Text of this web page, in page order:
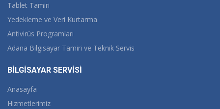
Tablet Tamiri
Yedekleme ve Veri Kurtarma
Antivirüs Programları
Adana Bilgisayar Tamiri ve Teknik Servis
BİLGİSAYAR SERVİSİ
Anasayfa
Hizmetlerimiz